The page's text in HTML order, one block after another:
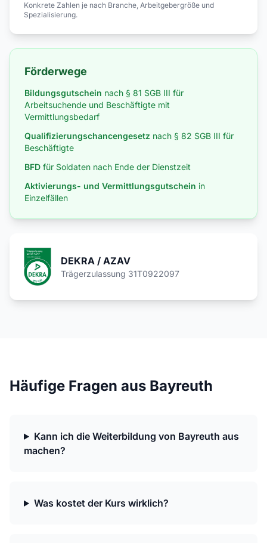
Konkrete Zahlen je nach Branche, Arbeitgebergröße und
Spezialisierung.
Förderwege
Bildungsgutschein nach § 81 SGB III für
Arbeitsuchende und Beschäftigte mit
Vermittlungsbedarf
Qualifizierungschancengesetz nach § 82 SGB III für
Beschäftigte
BFD für Soldaten nach Ende der Dienstzeit
Aktivierungs- und Vermittlungsgutschein in
Einzelfällen
DEKRA / AZAV
Trägerzulassung 31T0922097
Häufige Fragen aus Bayreuth
Kann ich die Weiterbildung von Bayreuth aus
machen?
Was kostet der Kurs wirklich?